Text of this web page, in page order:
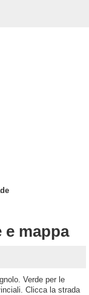
e mappa
Verde per le
Clicca la strada